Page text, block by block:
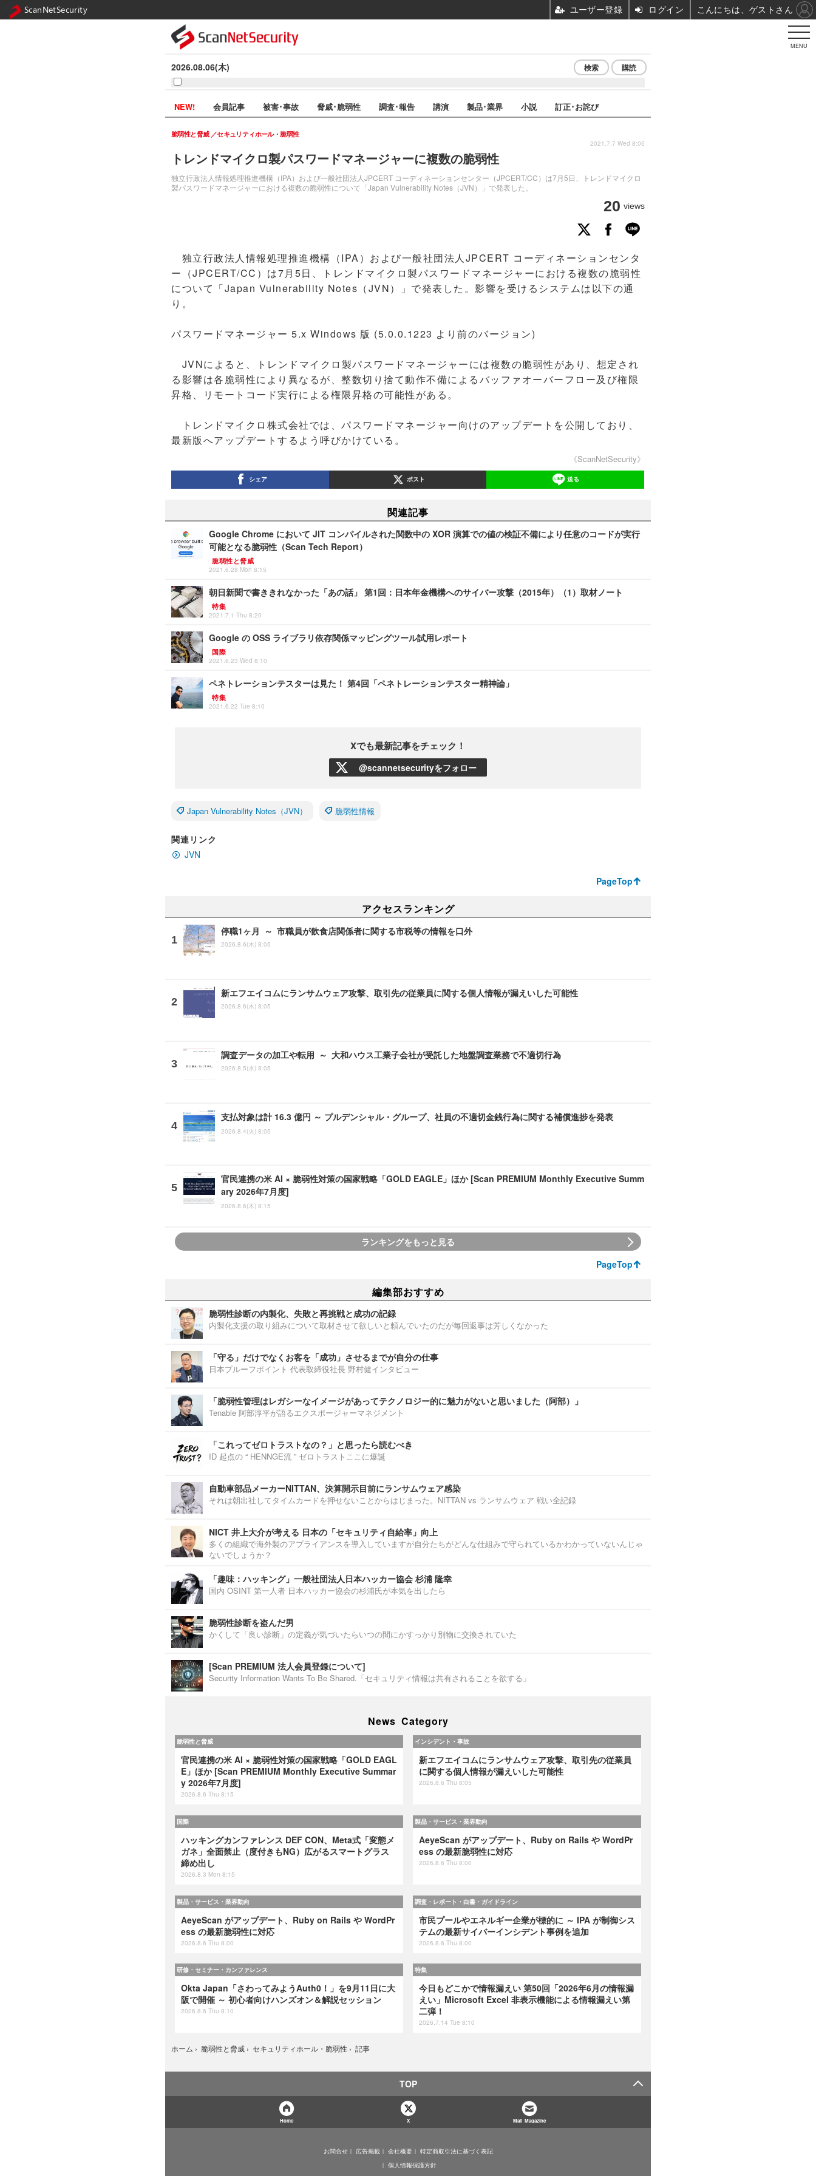
MENU
2026.08.06(木) 検索 購読
NEW! 会員記事 被害･事故 脅威･脆弱性 調査･報告 講演 製品･業界 小説 訂正･お詫び
トレンドマイクロ製パスワードマネージャーに複数の脆弱性
独立行政法人情報処理推進機構（IPA）および一般社団法人JPCERT コーディネーションセンター（JPCERT/CC）は7月5日、トレンドマイクロ
製パスワードマネージャーにおける複数の脆弱性について「Japan Vulnerability Notes（JVN）」で発表した。
脆弱性と脅威 セキュリティホール・脆弱性
20 views
2021.7.7 Wed 8:05
独立行政法人情報処理推進機構（IPA）および一般社団法人JPCERT コーディネーションセンタ
ー（JPCERT/CC）は7月5日、トレンドマイクロ製パスワードマネージャーにおける複数の脆弱性
について「Japan Vulnerability Notes（JVN）」で発表した。影響を受けるシステムは以下の通
り。
パスワードマネージャー 5.x Windows 版 (5.0.0.1223 より前のバージョン)
JVNによると、トレンドマイクロ製パスワードマネージャーには複数の脆弱性があり、想定され
る影響は各脆弱性により異なるが、整数切り捨て動作不備によるバッファオーバーフロー及び権限
昇格、リモートコード実行による権限昇格の可能性がある。
トレンドマイクロ株式会社では、パスワードマネージャー向けのアップデートを公開しており、
最新版へアップデートするよう呼びかけている。
《ScanNetSecurity》
シェア ポスト 送る
関連記事
Google Chrome において JIT コンパイルされた関数中の XOR 演算での値の検証不備により任意のコードが実行
可能となる脆弱性（Scan Tech Report）
脆弱性と脅威
2021.6.28 Mon 8:15
朝日新聞で書ききれなかった「あの話」 第1回：日本年金機構へのサイバー攻撃（2015年）（1）取材ノート
特集
2021.7.1 Thu 8:20
Google の OSS ライブラリ依存関係マッピングツール試用レポート
国際
2021.6.23 Wed 8:10
ペネトレーションテスターは見た！ 第4回「ペネトレーションテスター精神論」
特集
2021.6.22 Tue 8:10
Xでも最新記事をチェック！
@scannetsecurityをフォロー
Japan Vulnerability Notes（JVN） 脆弱性情報
関連リンク
JVN
PageTop
アクセスランキング
停職1ヶ月 ～ 市職員が飲食店関係者に関する市税等の情報を口外
2026.8.6(木) 8:05
新エフエイコムにランサムウェア攻撃、取引先の従業員に関する個人情報が漏えいした可能性
2026.8.6(木) 8:05
調査データの加工や転用 ～ 大和ハウス工業子会社が受託した地盤調査業務で不適切行為
2026.8.5(水) 8:05
支払対象は計 16.3 億円 ～ プルデンシャル・グループ、社員の不適切金銭行為に関する補償進捗を発表
2026.8.4(火) 8:05
官民連携の米 AI × 脆弱性対策の国家戦略「GOLD EAGLE」ほか [Scan PREMIUM Monthly Executive Summ
ary 2026年7月度]
2026.8.6(木) 8:15
ランキングをもっと見る
PageTop
編集部おすすめ
脆弱性診断の内製化、失敗と再挑戦と成功の記録
内製化支援の取り組みについて取材させて欲しいと頼んでいたのだが毎回返事は芳しくなかった
「守る」だけでなくお客を「成功」させるまでが自分の仕事
日本プルーフポイント 代表取締役社長 野村健インタビュー
「脆弱性管理はレガシーなイメージがあってテクノロジー的に魅力がないと思いました（阿部）」
Tenable 阿部淳平が語るエクスポージャーマネジメント
「これってゼロトラストなの？」と思ったら読むべき
ID 起点の “ HENNGE流 ” ゼロトラストここに爆誕
自動車部品メーカーNITTAN、決算開示目前にランサムウェア感染
それは朝出社してタイムカードを押せないことからはじまった。NITTAN vs ランサムウェア 戦い全記録
NICT 井上大介が考える 日本の「セキュリティ自給率」向上
多くの組織で海外製のアプライアンスを導入していますが自分たちがどんな仕組みで守られているかわかっていないんじゃ
ないでしょうか？
「趣味：ハッキング」一般社団法人日本ハッカー協会 杉浦 隆幸
国内 OSINT 第一人者 日本ハッカー協会の杉浦氏が本気を出したら
脆弱性診断を盗んだ男
かくして「良い診断」の定義が気づいたらいつの間にかすっかり別物に交換されていた
[Scan PREMIUM 法人会員登録について]
Security Information Wants To Be Shared.「セキュリティ情報は共有されることを欲する」
News Category
脆弱性と脅威
官民連携の米 AI × 脆弱性対策の国家戦略「GOLD EAGL
E」ほか [Scan PREMIUM Monthly Executive Summar
y 2026年7月度]
2026.8.6 Thu 8:15
インシデント・事故
新エフエイコムにランサムウェア攻撃、取引先の従業員
に関する個人情報が漏えいした可能性
2026.8.6 Thu 8:05
国際
ハッキングカンファレンス DEF CON、Meta式「変態メ
ガネ」全面禁止（度付きもNG）広がるスマートグラス
締め出し
2026.8.3 Mon 8:15
製品・サービス・業界動向
AeyeScan がアップデート、Ruby on Rails や WordPr
ess の最新脆弱性に対応
2026.8.6 Thu 8:00
製品・サービス・業界動向
AeyeScan がアップデート、Ruby on Rails や WordPr
ess の最新脆弱性に対応
2026.8.6 Thu 8:00
調査・レポート・白書・ガイドライン
市民プールやエネルギー企業が標的に ～ IPA が制御シス
テムの最新サイバーインシデント事例を追加
2026.8.6 Thu 8:00
研修・セミナー・カンファレンス
Okta Japan「さわってみようAuth0！」を9月11日に大
阪で開催 ～ 初心者向けハンズオン＆解説セッション
2026.8.6 Thu 8:10
特集
今日もどこかで情報漏えい 第50回「2026年6月の情報漏
えい」Microsoft Excel 非表示機能による情報漏えい第
二弾！
2026.7.14 Tue 8:10
ホーム › 脆弱性と脅威 › セキュリティホール・脆弱性 › 記事
TOP
Home X Mail Magazine
お問合せ 広告掲載 会社概要
特定商取引法に基づく表記
個人情報保護方針
ScanNetSecurity ユーザー登録 ログイン こんにちは、ゲストさん